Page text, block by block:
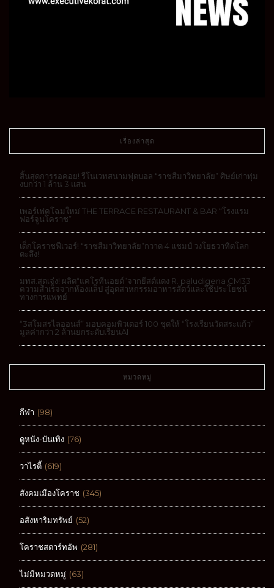
เรื่องล่าสุด
สิ้นสุดการรอคอย! รีโนเวทสนามฟุตบอล “ราชสีมาวิทยาลัย” ศิษย์เก่าทุ่ม
งบกว่า 1 ล้าน 3 แสน
เพอร์เฟคโฉมใหม่ THE TERRACE RESTAURANT & BAR “โรงแรม
ฟอร์จูนโคราช”
เด็กโคราชฟีเวอร์! “ราชสีมาวิทยาลัย”กวาด 4 แชมป์ วงโยธวาทิตโลก
ตะลึง!
มทส.สุดเจ๋ง! ผลิต“แคโรทีนอยด์”จากยีสต์แดง R. paludigena CM33
ความสำเร็จจากห้องแล็ป สู่อุตสาหกรรมอาหารสัตว์และใช้ประโยชน์
ทางการแพทย์
“3สโมสรไลออนส์” มอบคอมพิวเตอร์ 100 ชุดให้ “โรงเรียนวัดสระแก้ว”
มูลค่ากว่า 2 ล้านยกระดับเรียนAI
หมวดหมู่
กีฬา (98)
ดูหนัง-บันเทิง (76)
วาไรตี้ (619)
สังคมเมืองโคราช (345)
อสังหาริมทรัพย์ (52)
โคราชสตาร์ทอัพ (281)
ไม่มีหมวดหมู่ (63)